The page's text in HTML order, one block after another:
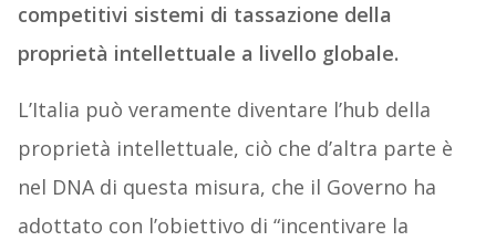
competitivi sistemi di tassazione della
proprietà intellettuale a livello globale.
L’Italia può veramente diventare l’hub della
proprietà intellettuale, ciò che d’altra parte è
nel DNA di questa misura, che il Governo ha
adottato con l’obiettivo di “incentivare la